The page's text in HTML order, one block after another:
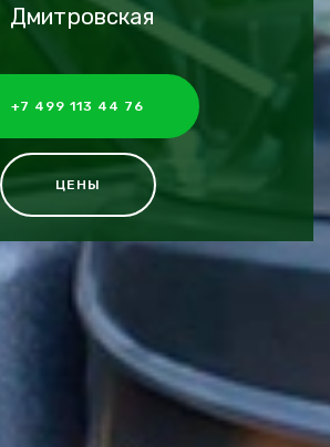
Дмитровская
+7 499 113 44 76
ЦЕНЫ